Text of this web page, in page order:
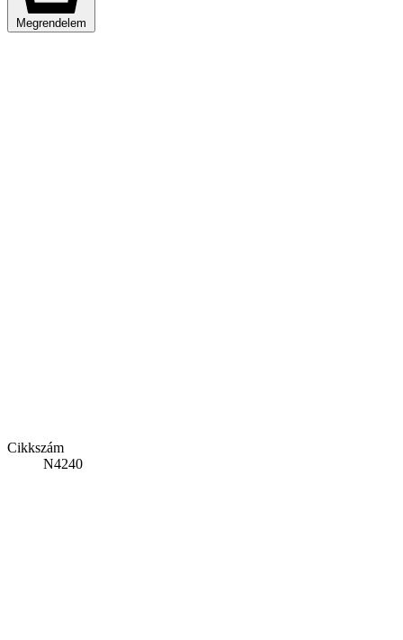
Megrendelem
Cikkszám
N4240